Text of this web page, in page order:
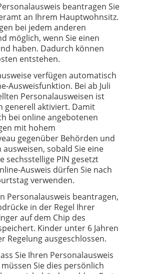
beantragen Sie
an Ihrem Hauptwohnsitz.
bei jedem anderen
möglich, wenn Sie einen
haben. Dadurch können
entstehen.
verfügen automatisch
Ausweisfunktion. Bei ab Juli
Personalausweisen ist
generell aktiviert. Damit
bei online angebotenen
mit hohem
gegenüber Behörden und
sobald Sie eine
sechsstellige PIN gesetzt
Ausweis dürfen Sie nach
verwenden.
Personalausweis beantragen,
in der Regel Ihrer
auf dem Chip des
Kinder unter 6 Jahren
Regelung ausgeschlossen.
Sie Ihren Personalausweis
Sie dies persönlich